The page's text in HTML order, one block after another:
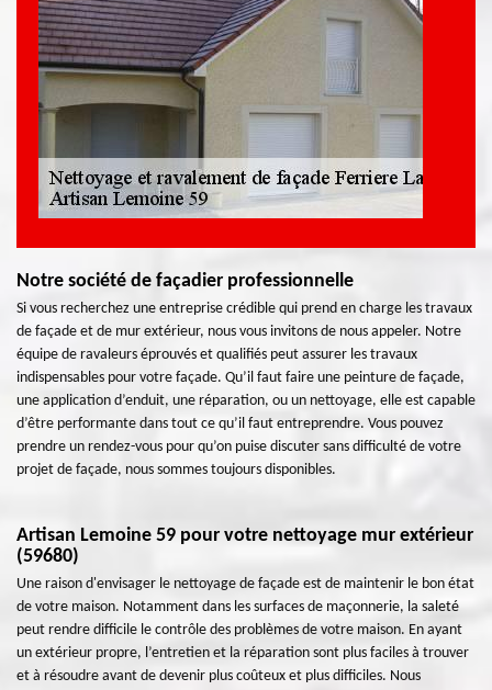
Notre société de façadier professionnelle
Si vous recherchez une entreprise crédible qui prend en charge les travaux
de façade et de mur extérieur, nous vous invitons de nous appeler. Notre
équipe de ravaleurs éprouvés et qualifiés peut assurer les travaux
indispensables pour votre façade. Qu’il faut faire une peinture de façade,
une application d’enduit, une réparation, ou un nettoyage, elle est capable
d’être performante dans tout ce qu’il faut entreprendre. Vous pouvez
prendre un rendez-vous pour qu’on puise discuter sans difficulté de votre
projet de façade, nous sommes toujours disponibles.
Artisan Lemoine 59 pour votre nettoyage mur extérieur
(59680)
Une raison d'envisager le nettoyage de façade est de maintenir le bon état
de votre maison. Notamment dans les surfaces de maçonnerie, la saleté
peut rendre difficile le contrôle des problèmes de votre maison. En ayant
un extérieur propre, l’entretien et la réparation sont plus faciles à trouver
et à résoudre avant de devenir plus coûteux et plus difficiles. Nous